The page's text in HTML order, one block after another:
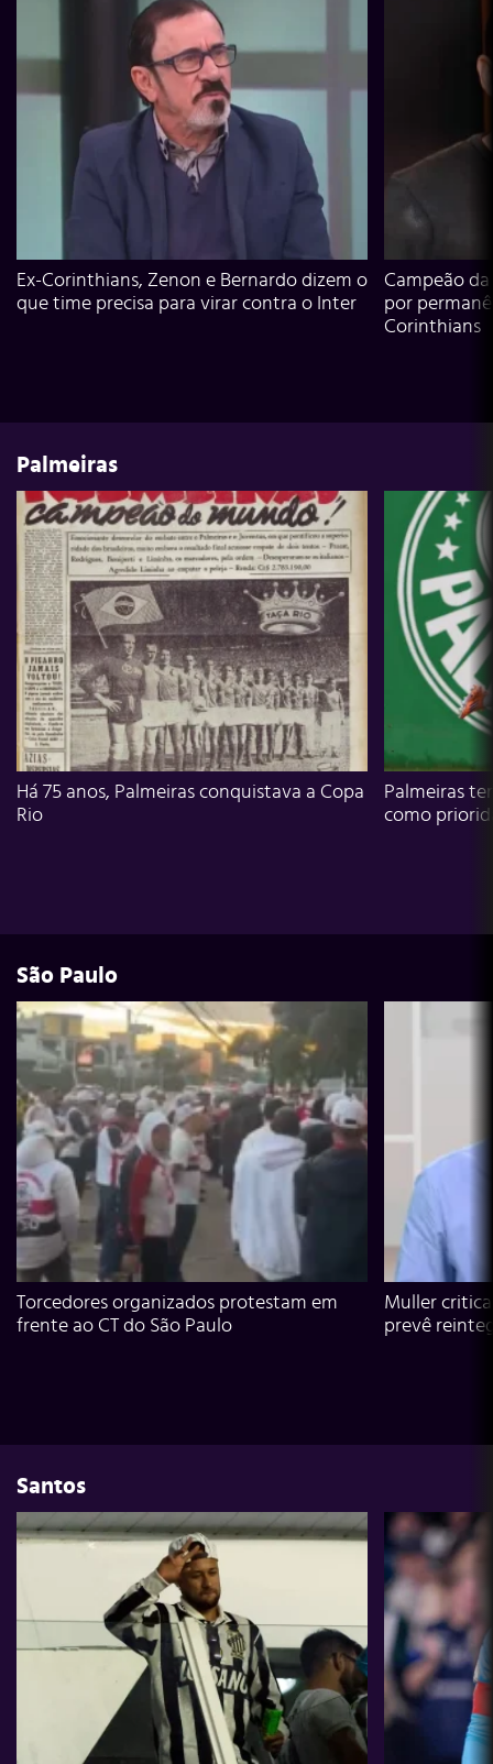
Ex-Corinthians, Zenon e Bernardo dizem o
que time precisa para virar contra o Inter
Campeão
por
Corinthians
Palmeiras
Há 75 anos, Palmeiras conquistava a Copa
Rio
Palmeiras
como
São Paulo
Torcedores organizados protestam em
frente ao CT do São Paulo
Muller
prevê
Santos